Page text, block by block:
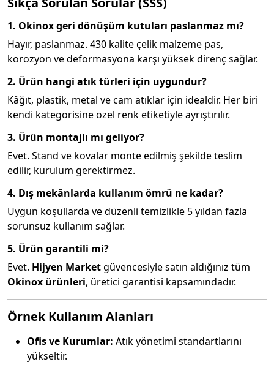
1. Okinox geri dönüşüm kutuları paslanmaz mı?
Hayır, paslanmaz. 430 kalite çelik malzeme pas,
korozyon ve deformasyona karşı yüksek direnç sağlar.
2. Ürün hangi atık türleri için uygundur?
Kâğıt, plastik, metal ve cam atıklar için idealdir. Her biri
kendi kategorisine özel renk etiketiyle ayrıştırılır.
3. Ürün montajlı mı geliyor?
Evet. Stand ve kovalar monte edilmiş şekilde teslim
edilir, kurulum gerektirmez.
4. Dış mekânlarda kullanım ömrü ne kadar?
Uygun koşullarda ve düzenli temizlikle 5 yıldan fazla
sorunsuz kullanım sağlar.
5. Ürün garantili mi?
Evet. Hijyen Marketgüvencesiyle satın aldığınız tüm
Okinox ürünleri, üretici garantisi kapsamındadır.
Örnek Kullanım Alanları
Ofis ve Kurumlar: Atık yönetimi standartlarını
yükseltir.